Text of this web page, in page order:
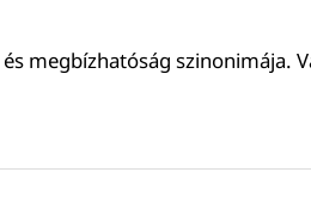
megbízhatóság szinonimája.